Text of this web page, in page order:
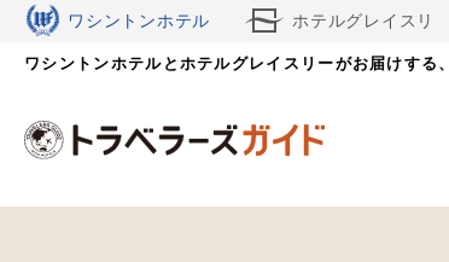
ワシントンホテル ホテルグレイスリ
ー
ワシントンホテルとホテルグレイスリーがお届けする、